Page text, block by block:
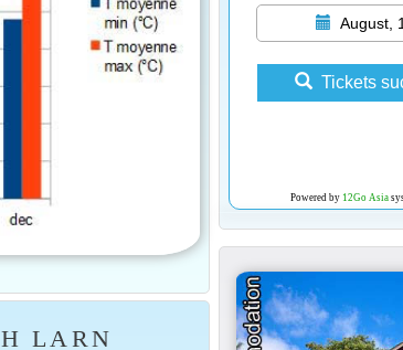
LARN
August,
Tickets
Powered by 12Go Asia